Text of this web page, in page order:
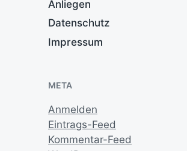
Anliegen
Datenschutz
Impressum
META
Anmelden
Eintrags-Feed
Kommentar-Feed